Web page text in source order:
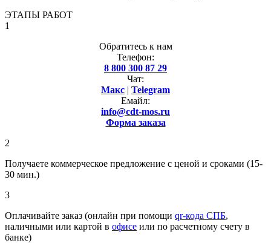
ЭТАПЫ РАБОТ
1
Обратитесь к нам
Телефон:
8 800 300 87 29
Чат:
Макс | Telegram
Емайл:
info@cdt-mos.ru
Форма заказа
2
Получаете коммерческое предложение с ценой и сроками (15-
30 мин.)
3
Оплачивайте заказ (онлайн при помощи qr-кода СПБ,
наличными или картой в офисе или по расчетному счету в
банке)